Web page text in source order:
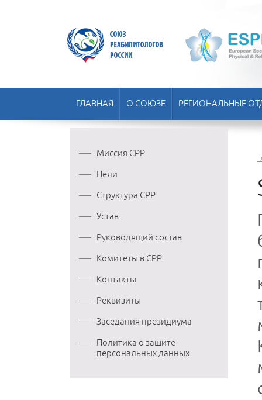
ГЛАВНАЯ О СОЮЗЕ РЕГИОНАЛЬНЫЕ
Миссия СРР
Цели
Структура СРР
Устав
Руководящий состав
Комитеты в СРР
Контакты
Реквизиты
Заседания президиума
Политика о защите
персональных данных